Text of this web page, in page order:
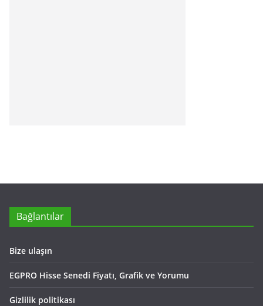
Bağlantılar
Bize ulaşın
EGPRO Hisse Senedi Fiyatı, Grafik ve Yorumu
Gizlilik politikası